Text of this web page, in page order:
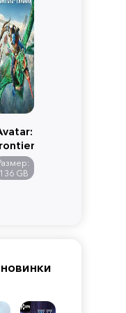
of
136 GB